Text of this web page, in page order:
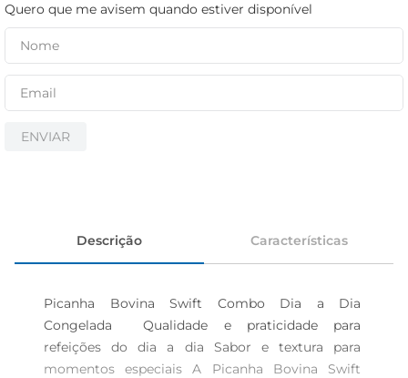
Quero que me avisem quando estiver disponível
ENVIAR
Descrição Características
Picanha Bovina Swift Combo Dia a Dia
Congelada  Qualidade e praticidade para
refeições do dia a dia Sabor e textura para
momentos especiais A Picanha Bovina Swift
papel higiênico
cerveja